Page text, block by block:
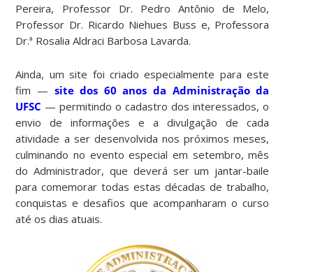
Pereira, Professor Dr. Pedro Antônio de Melo,
Professor Dr. Ricardo Niehues Buss e, Professora
Dr.ª Rosalia Aldraci Barbosa Lavarda.
Ainda, um site foi criado especialmente para este
fim — site dos 60 anos da Administração da
UFSC — permitindo o cadastro dos interessados, o
envio de informações e a divulgação de cada
atividade a ser desenvolvida nos próximos meses,
culminando no evento especial em setembro, mês
do Administrador, que deverá ser um jantar-baile
para comemorar todas estas décadas de trabalho,
conquistas e desafios que acompanharam o curso
até os dias atuais.